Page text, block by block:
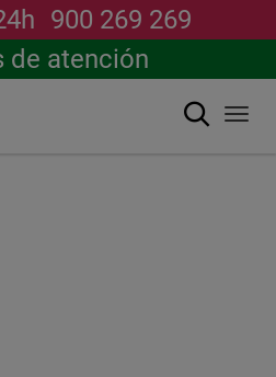
900 269 269
de atención
Buscar